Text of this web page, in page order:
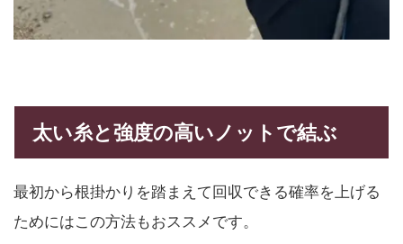
太い糸と強度の高いノットで結ぶ
最初から根掛かりを踏まえて回収できる確率を上げる
ためにはこの方法もおススメです。